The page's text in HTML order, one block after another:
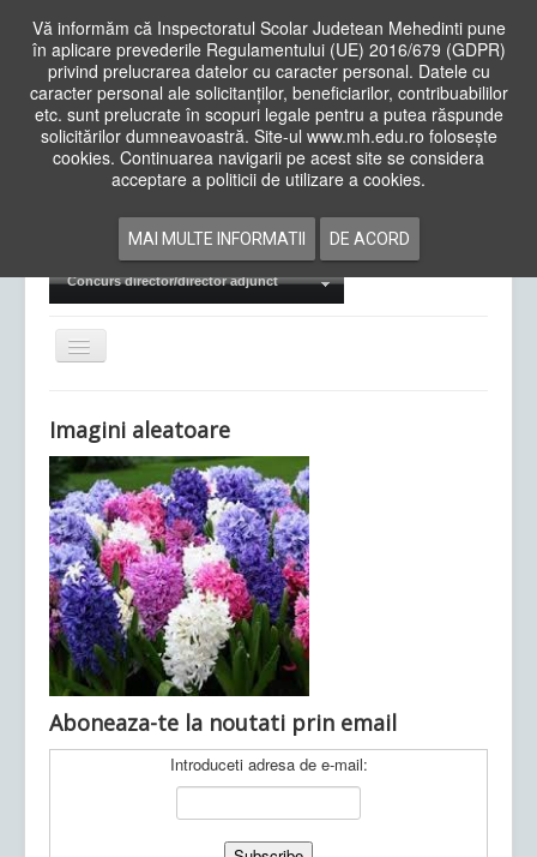
Vă informăm că Inspectoratul Scolar Judetean Mehedinti pune
în aplicare prevederile Regulamentului (UE) 2016/679 (GDPR)
privind prelucrarea datelor cu caracter personal. Datele cu
caracter personal ale solicitanților, beneficiarilor, contribuabililor
etc. sunt prelucrate în scopuri legale pentru a putea răspunde
solicitărilor dumneavoastră. Site-ul www.mh.edu.ro folosește
cookies. Continuarea navigarii pe acest site se considera
acceptare a politicii de utilizare a cookies.
MAI MULTE INFORMATII DE ACORD
Cauta
in
siteAcasa Cadre Didactice
Examene Naționale
Concurs director/director adjunct
Comută
navigarea
Ultimele articole: Vi, 04.11.2022 -
Județean Mehedinți
Imagini aleatoare
Aboneaza-te la noutati prin email
Introduceti adresa de e-mail: